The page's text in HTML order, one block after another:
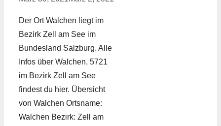
Der Ort Walchen liegt im
Bezirk Zell am See im
Bundesland Salzburg. Alle
Infos über Walchen, 5721
im Bezirk Zell am See
findest du hier. Übersicht
von Walchen Ortsname:
Walchen Bezirk: Zell am